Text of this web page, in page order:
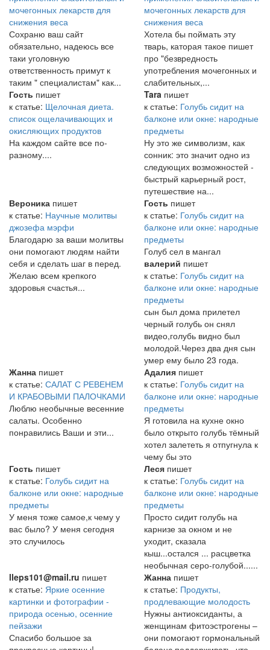
мочегонных лекарств для
снижения веса
Сохраню ваш сайт
обязательно, надеюсь все
таки уголовную
ответственность примут к
таким " специалистам" как...
мочегонных лекарств для
снижения веса
Хотела бы поймать эту
тварь, каторая такое пишет
про "безвредность
употребления мочегонных и
слабительных,...
Гость пишет
к статье: Щелочная диета.
список ощелачивающих и
окисляющих продуктов
На каждом сайте все по-
разному....
Tara пишет
к статье: Голубь сидит на
балконе или окне: народные
предметы
Ну это же символизм, как
сонник: это значит одно из
следующих возможностей -
быстрый карьерный рост,
путешествие на...
Вероника пишет
к статье: Научные молитвы
джозефа мэрфи
Благодарю за ваши молитвы
они помогают людям найти
себя и сделать шаг в перед.
Желаю всем крепкого
здоровья счастья...
Гость пишет
к статье: Голубь сидит на
балконе или окне: народные
предметы
Голуб сел в мангал
валерий пишет
к статье: Голубь сидит на
балконе или окне: народные
предметы
сын был дома прилетел
черный голубь он снял
видео,голубь видно был
молодой.Через два дня сын
умер ему было 23 года.
Жанна пишет
к статье: САЛАТ С РЕВЕНЕМ
И КРАБОВЫМИ ПАЛОЧКАМИ
Люблю необычные весенние
салаты. Особенно
понравились Ваши и эти...
Адалия пишет
к статье: Голубь сидит на
балконе или окне: народные
предметы
Я готовила на кухне окно
было открыто голубь тёмный
хотел залететь я отпугнула к
чему бы это
Гость пишет
к статье: Голубь сидит на
балконе или окне: народные
предметы
У меня тоже самое,к чему у
вас было? У меня сегодня
это случилось
Леся пишет
к статье: Голубь сидит на
балконе или окне: народные
предметы
Просто сидит голубь на
карнизе за окном и не
уходит, сказала
кыш...остался ... расцветка
необычная серо-голубой......
lleps101@mail.ru пишет
к статье: Яркие осенние
картинки и фотографии -
природа осенью, осенние
пейзажи
Спасибо большое за
Жанна пишет
к статье: Продукты,
продлевающие молодость
Нужны антиоксиданты, а
женщинам фитоэстрогены –
они помогают гормональный